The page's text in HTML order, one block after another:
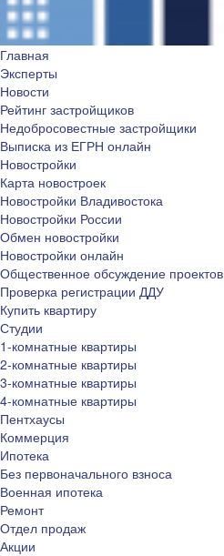
Главная
Эксперты
Новости
Рейтинг застройщиков
Недобросовестные застройщики
Выписка из ЕГРН онлайн
Новостройки
Карта новостроек
Новостройки Владивостока
Новостройки России
Обмен новостройки
Новостройки онлайн
Общественное обсуждение проектов
Проверка регистрации ДДУ
Купить квартиру
Студии
1-комнатные квартиры
2-комнатные квартиры
3-комнатные квартиры
4-комнатные квартиры
Пентхаусы
Коммерция
Ипотека
Без первоначального взноса
Военная ипотека
Ремонт
Отдел продаж
Акции